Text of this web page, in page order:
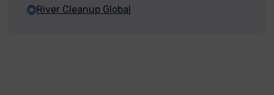
River Cleanup Global